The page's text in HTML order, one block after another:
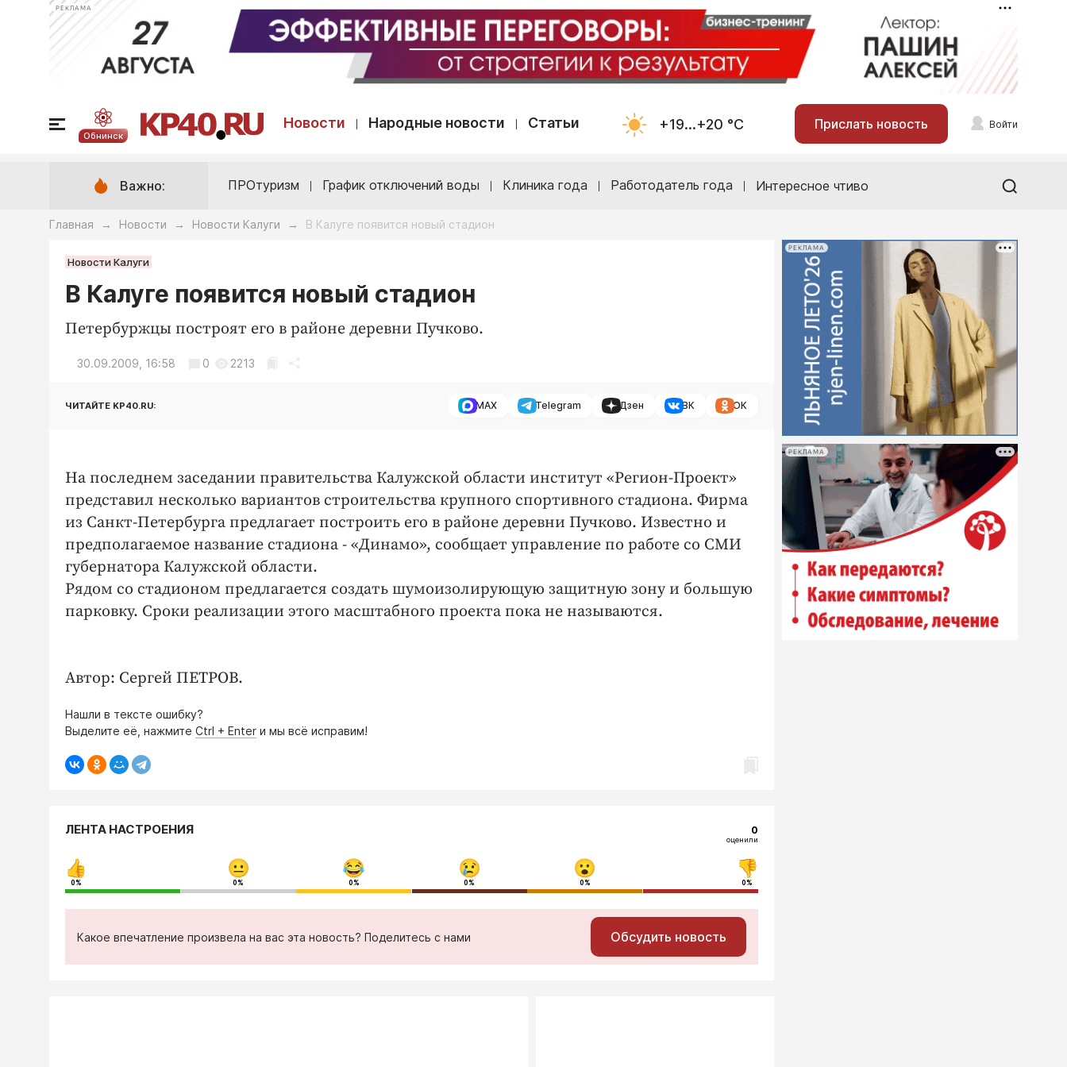
РЕКЛАМА
Обнинск
Новости Народные новости Статьи +19...+20 °С Прислать новость Войти
Важно: ПРОтуризм График отключений воды Клиника года Работодатель года Интересное чтиво
Главная → Новости → Новости Калуги → В Калуге появится новый стадион
Новости Калуги
В Калуге появится новый стадион
Петербуржцы построят его в районе деревни Пучково.
30.09.2009, 16:58 0 2213
ЧИТАЙТЕ KP40.RU: MAX Telegram Дзен ВК ОК
На последнем заседании правительства Калужской области институт «Регион-Проект»
представил несколько вариантов строительства крупного спортивного стадиона. Фирма
из Санкт-Петербурга предлагает построить его в районе деревни Пучково. Известно и
предполагаемое название стадиона - «Динамо», сообщает управление по работе со СМИ
губернатора Калужской области.
Рядом со стадионом предлагается создать шумоизолирующую защитную зону и большую
парковку. Сроки реализации этого масштабного проекта пока не называются.
Автор: Сергей ПЕТРОВ.
Нашли в тексте ошибку?
Выделите её, нажмите Ctrl + Enter и мы всё исправим!
РЕКЛАМА
РЕКЛАМА
ЛЕНТА НАСТРОЕНИЯ 0
оценили
0% 0% 0% 0% 0% 0%
Какое впечатление произвела на вас эта новость? Поделитесь с нами Обсудить новость